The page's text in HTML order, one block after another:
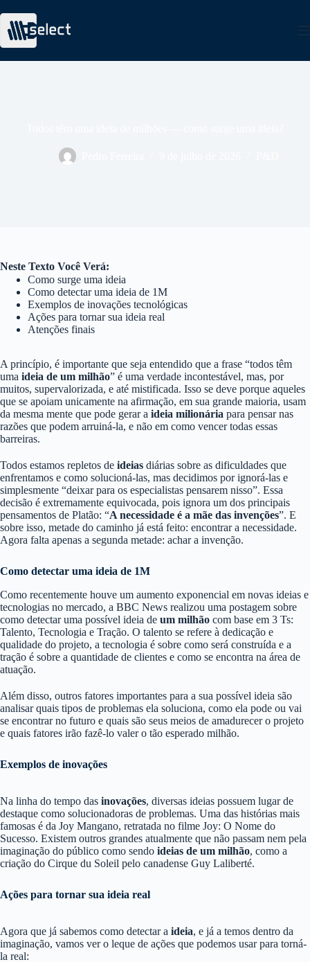
Neste Texto Você Verá:
Como surge uma ideia
Como detectar uma ideia de 1M
Exemplos de inovações tecnológicas
Ações para tornar sua ideia real
Atenções finais
A princípio, é importante que seja entendido que a frase “todos têm
uma ideia de um milhão” é uma verdade incontestável, mas, por
muitos, supervalorizada, e até mistificada. Isso se deve porque aqueles
que se apoiam unicamente na afirmação, em sua grande maioria, usam
da mesma mente que pode gerar a ideia milionária para pensar nas
razões que podem arruiná-la, e não em como vencer todas essas
barreiras.
Todos estamos repletos de ideias diárias sobre as dificuldades que
enfrentamos e como solucioná-las, mas decidimos por ignorá-las e
simplesmente “deixar para os especialistas pensarem nisso”. Essa
decisão é extremamente equivocada, pois ignora um dos principais
pensamentos de Platão: “A necessidade é a mãe das invenções”. E
sobre isso, metade do caminho já está feito: encontrar a necessidade.
Agora falta apenas a segunda metade: achar a invenção.
Como detectar uma ideia de 1M
Como recentemente houve um aumento exponencial em novas ideias e
tecnologias no mercado, a BBC News realizou uma postagem sobre
como detectar uma possível ideia de um milhão com base em 3 Ts:
Talento, Tecnologia e Tração. O talento se refere à dedicação e
qualidade do projeto, a tecnologia é sobre como será construída e a
tração é sobre a quantidade de clientes e como se encontra na área de
atuação.
Além disso, outros fatores importantes para a sua possível ideia são
analisar quais tipos de problemas ela soluciona, como ela pode ou vai
se encontrar no futuro e quais são seus meios de amadurecer o projeto
e quais fatores irão fazê-lo valer o tão esperado milhão.
Exemplos de inovações
Na linha do tempo das inovações, diversas ideias possuem lugar de
destaque como solucionadoras de problemas. Uma das histórias mais
famosas é da Joy Mangano, retratada no filme Joy: O Nome do
Sucesso. Existem outros grandes atualmente que não passam nem pela
imaginação do público como sendo ideias de um milhão, como a
criação do Cirque du Soleil pelo canadense Guy Laliberté.
Ações para tornar sua ideia real
Agora que já sabemos como detectar a ideia, e já a temos dentro da
imaginação, vamos ver o leque de ações que podemos usar para torná-
la real: